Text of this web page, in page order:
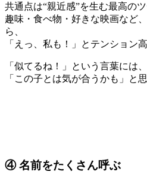
共通点は“親近感”を生む最高のツ
趣味・食べ物・好きな映画など
ら、
「えっ、私も！」とテンション
「似てるね！」という言葉には、
「この子とは気が合うかも」と
④ 名前をたくさん呼ぶ